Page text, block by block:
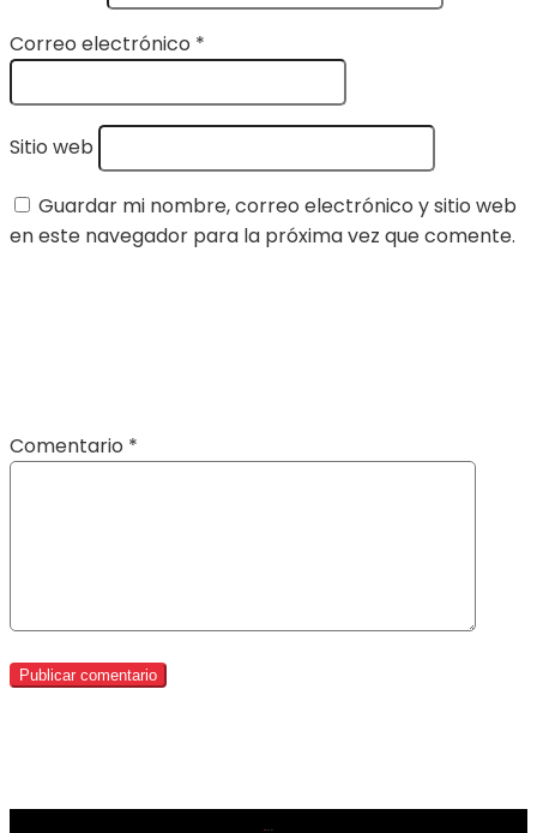
Correo electrónico *
Sitio web
Guardar mi nombre, correo electrónico y sitio web
en este navegador para la próxima vez que comente.
Comentario *